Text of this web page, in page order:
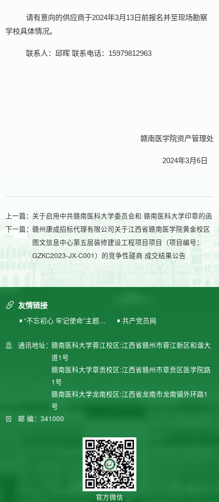
请有意向的供应商于2024年3月 13日前报名并至现场勘察
学校具体情况。
联系人：邱晖 联系电话： 15979812963
赣南医学院资产管理处
2024年3月6日
上一篇：关于启用中共赣南医科大学委员会和 赣南医科大学印章的函
下一篇：赣州康成招标代理有限公司关于江西省赣南医学院黄金校区
图文信息中心第五层装修建设工程项目项目（项目编号：
GZKC2023-JX-C001）的竞争性磋商 成交结果公告
友情链接
“不忘初心 牢记使命”主题教
共产党员网
通讯地址：赣南医科大学蓉江校区:江西省赣州市蓉江新区和谐大
道1号
赣南医科大学章贡校区:江西省赣州市章贡区医学院路
1号
赣南医科大学龙南校区:江西省龙南市龙南镇外环路1
号
邮 编：341000
官方微信